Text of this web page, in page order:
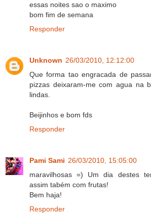
essas noites sao o maximo
bom fim de semana
Responder
Unknown 26/03/2010, 12:12:00
Que forma tao engracada de
pizzas deixaram-me com agua na
lindas.
Beijinhos e bom fds
Responder
Pami Sami 26/03/2010, 15:05:00
maravilhosas =) Um dia destes
assim tabém com frutas!
Bem haja!
Responder